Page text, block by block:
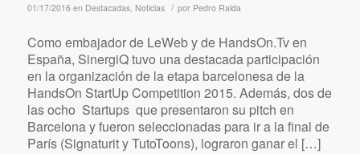
01/17/2016 en Destacadas, Noticias / por Pedro Ralda
Como embajador de LeWeb y de HandsOn.Tv en
España, SinergiQ tuvo una destacada participación
en la organización de la etapa barcelonesa de la
HandsOn StartUp Competition 2015. Además, dos de
las ocho Startups que presentaron su pitch en
Barcelona y fueron seleccionadas para ir a la final de
París (Signaturit y TutoToons), lograron ganar el […]